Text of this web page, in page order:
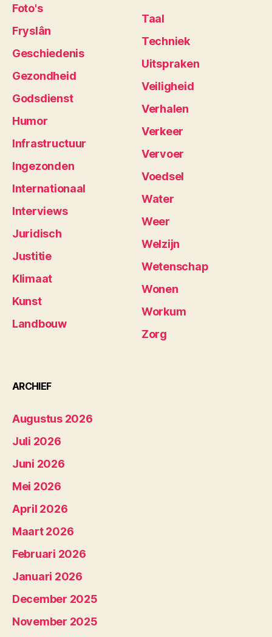
Foto's
Fryslân
Geschiedenis
Gezondheid
Godsdienst
Humor
Infrastructuur
Ingezonden
Internationaal
Interviews
Juridisch
Justitie
Klimaat
Kunst
Landbouw
Taal
Techniek
Uitspraken
Veiligheid
Verhalen
Verkeer
Vervoer
Voedsel
Water
Weer
Welzijn
Wetenschap
Wonen
Workum
Zorg
ARCHIEF
Augustus 2026
Juli 2026
Juni 2026
Mei 2026
April 2026
Maart 2026
Februari 2026
Januari 2026
December 2025
November 2025